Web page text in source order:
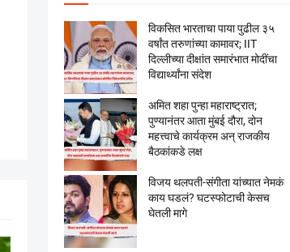
विकसित भारताचा पाया पुढील ३५
वर्षांत तरुणांच्या कामावर; IIT
दिल्लीच्या दीक्षांत समारंभात मोदींचा
विद्यार्थ्यांना संदेश
अमित शहा पुन्हा महाराष्ट्रात;
पुण्यानंतर आता मुंबई दौरा, दोन
महत्त्वाचे कार्यक्रम अन् राजकीय
बैठकांकडे लक्ष
विजय थलपती-संगीता यांच्यात नेमकं
काय घडलं? घटस्फोटाची केसच
घेतली मागे